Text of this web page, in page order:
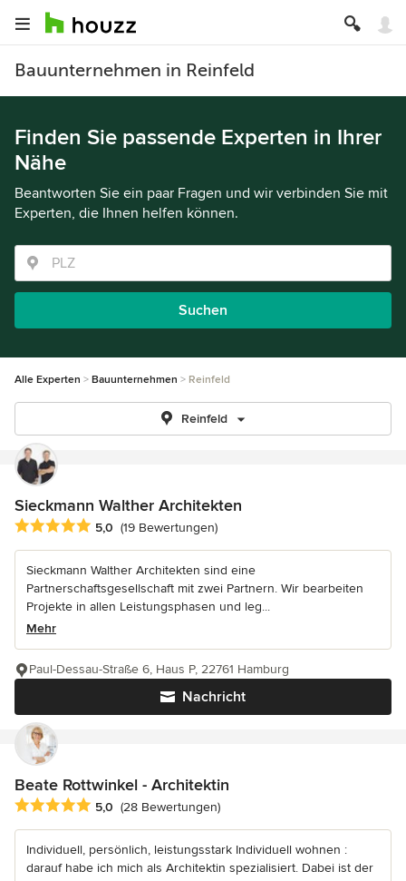
Bauunternehmen in Reinfeld
Finden Sie passende Experten in Ihrer
Nähe
Beantworten Sie ein paar Fragen und wir verbinden Sie mit
Experten, die Ihnen helfen können.
Suchen
Alle Experten Bauunternehmen Reinfeld
Reinfeld
Sieckmann Walther Architekten
Durchschnittliche Bewertung: 5 von 5 Sternen
5,0 (19 Bewertungen)
Sieckmann Walther Architekten sind eine
Partnerschaftsgesellschaft mit zwei Partnern. Wir bearbeiten
Projekte in allen Leistungsphasen und leg...
Mehr
Nachricht
Paul-Dessau-Straße 6, Haus P, 22761 Hamburg
Beate Rottwinkel - Architektin
Durchschnittliche Bewertung: 5 von 5 Sternen
5,0 (28 Bewertungen)
Individuell, persönlich, leistungsstark Individuell wohnen :
darauf habe ich mich als Architektin spezialisiert. Dabei ist der